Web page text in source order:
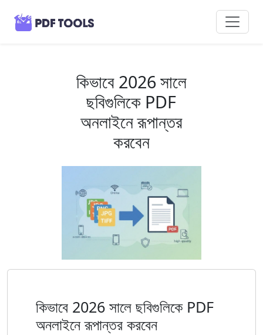
কিভাবে 2026 সালে
ছবিগুলিকে PDF
অনলাইনে রূপান্তর
করবেন
কিভাবে 2026 সালে ছবিগুলিকে PDF
অনলাইনে রূপান্তর করবেন